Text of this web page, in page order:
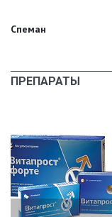
Спеман
ПРЕПАРАТЫ